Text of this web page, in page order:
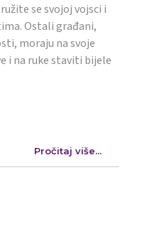
se svojoj vojsci i
Ostali građani,
moraju na svoje
i na ruke staviti bijele
Pročitaj više...